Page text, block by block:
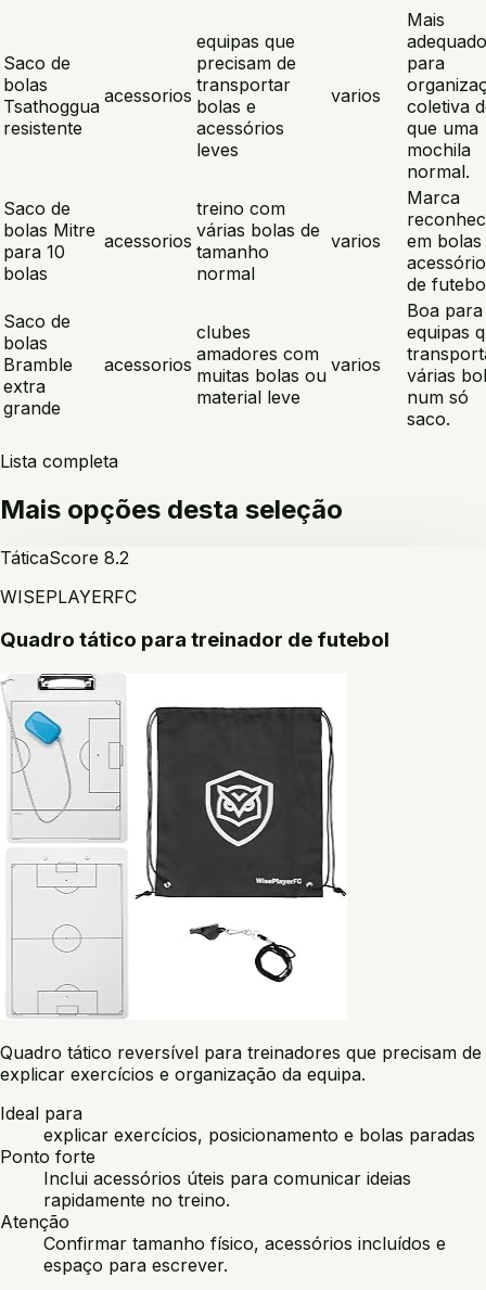
Saco de
bolas
Tsathoggua
resistente
acessorios
equipas que
precisam de
transportar
bolas e
acessórios
leves
varios
Mais
adequado
para
coletiva
que uma
mochila
normal.
Saco de
bolas Mitre
para 10
bolas
acessorios
treino com
várias bolas de
tamanho
normal
varios
Marca
em bolas
de
Saco de
bolas
Bramble
extra
grande
acessorios
clubes
amadores com
muitas bolas ou
material leve
varios
Boa para
equipas
várias
num só
saco.
Lista completa
Mais opções desta seleção
TáticaScore 8.2
WISEPLAYERFC
Quadro tático para treinador de futebol
Quadro tático reversível para treinadores que precisam de
explicar exercícios e organização da equipa.
Ideal para
explicar exercícios, posicionamento e bolas paradas
Ponto forte
Inclui acessórios úteis para comunicar ideias
rapidamente no treino.
Atenção
Confirmar tamanho físico, acessórios incluídos e
espaço para escrever.